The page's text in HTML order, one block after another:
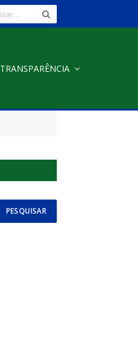
TRANSPARÊNCIA